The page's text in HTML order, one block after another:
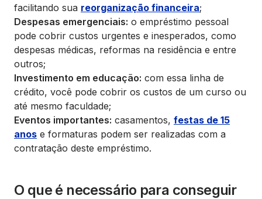
facilitando sua reorganização financeira;
Despesas emergenciais: o empréstimo pessoal
pode cobrir custos urgentes e inesperados, como
despesas médicas, reformas na residência e entre
outros;
Investimento em educação: com essa linha de
crédito, você pode cobrir os custos de um curso ou
até mesmo faculdade;
Eventos importantes: casamentos, festas de 15
anos e formaturas podem ser realizadas com a
contratação deste empréstimo.
O que é necessário para conseguir